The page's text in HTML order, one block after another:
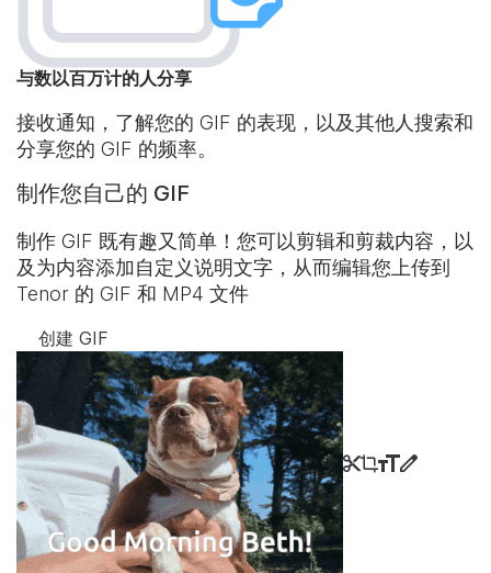
与数以百万计的人分享
接收通知，了解您的 GIF 的表现，以及其他人搜索和
分享您的 GIF 的频率。
制作您自己的 GIF
制作 GIF 既有趣又简单！您可以剪辑和剪裁内容，以
及为内容添加自定义说明文字，从而编辑您上传到
Tenor 的 GIF 和 MP4 文件
创建 GIF